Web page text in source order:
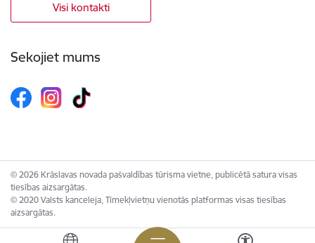
Visi kontakti
Sekojiet mums
© 2026 Krāslavas novada pašvaldības tūrisma vietne, publicētā satura visas
tiesības aizsargātas.
© 2020 Valsts kanceleja, Tīmekļvietņu vienotās platformas visas tiesības
aizsargātas.